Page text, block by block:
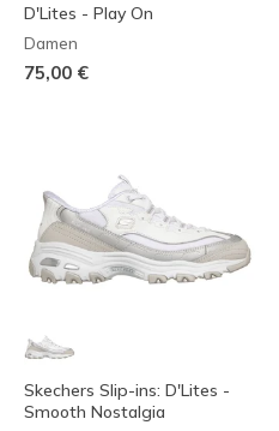
D'Lites - Play On
Damen
75,00 €
Skechers Slip-ins: D'Lites -
Smooth Nostalgia